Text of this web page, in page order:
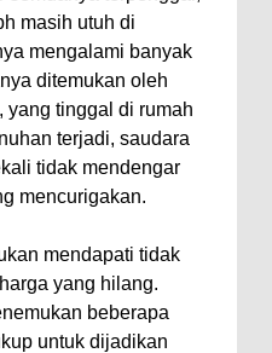
masih utuh di
mengalami banyak
ditemukan oleh
yang tinggal di rumah
terjadi, saudara
tidak mendengar
mencurigakan.
mendapati tidak
yang hilang.
beberapa
untuk dijadikan